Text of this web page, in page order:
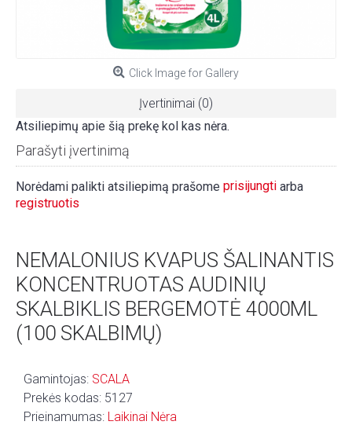
Click Image for Gallery
Įvertinimai (0)
Atsiliepimų apie šią prekę kol kas nėra.
Parašyti įvertinimą
Norėdami palikti atsiliepimą prašome prisijungti arba
registruotis
NEMALONIUS KVAPUS ŠALINANTIS
KONCENTRUOTAS AUDINIŲ
SKALBIKLIS BERGEMOTĖ 4000ML
(100 SKALBIMŲ)
Gamintojas: SCALA
Prekės kodas: 5127
Prieinamumas: Laikinai Nėra